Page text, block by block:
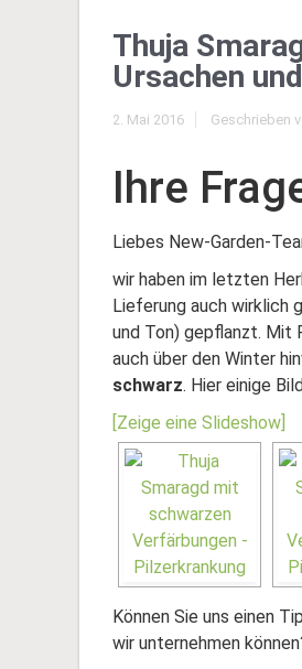
Thuja
Ursachen
2. Mai 2016 Geschrieben
Ihre
Liebes New-Garden-
wir haben im letzten
Lieferung auch wirklich
und Ton) gepflanzt. Mit
auch über den Winter
schwarz. Hier einige
[Zeige eine Slideshow]
Können Sie uns einen
wir unternehmen